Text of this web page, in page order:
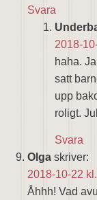
Svara
2018-
haha.
satt
upp
roligt.
Svara
Olga skriver:
2018-10-22
Åhhh! Vad